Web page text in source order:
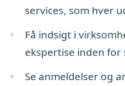
services, som hver
Få indsigt i
ekspertise inden for
Se anmeldelser og